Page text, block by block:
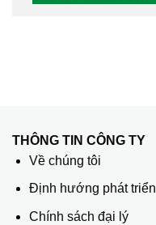
THÔNG TIN CÔNG TY
Về chúng tôi
Định hướng phát triển
Chính sách đại lý